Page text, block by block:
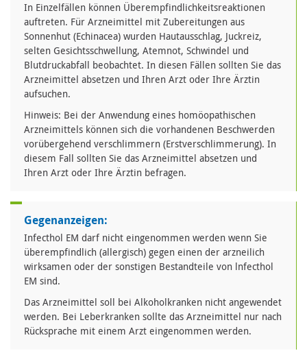
In Einzelfällen können Überempfindlichkeitsreaktionen
auftreten. Für Arzneimittel mit Zubereitungen aus
Sonnenhut (Echinacea) wurden Hautausschlag, Juckreiz,
selten Gesichtsschwellung, Atemnot, Schwindel und
Blutdruckabfall beobachtet. In diesen Fällen sollten Sie das
Arzneimittel absetzen und Ihren Arzt oder Ihre Ärztin
aufsuchen.
Hinweis: Bei der Anwendung eines homöopathischen
Arzneimittels können sich die vorhandenen Beschwerden
vorübergehend verschlimmern (Erstverschlimmerung). In
diesem Fall sollten Sie das Arzneimittel absetzen und
Ihren Arzt oder Ihre Ärztin befragen.
Gegenanzeigen:
Infecthol EM darf nicht eingenommen werden wenn Sie
überempfindlich (allergisch) gegen einen der arzneilich
wirksamen oder der sonstigen Bestandteile von lnfecthol
EM sind.
Das Arzneimittel soll bei Alkoholkranken nicht angewendet
werden. Bei Leberkranken sollte das Arzneimittel nur nach
Rücksprache mit einem Arzt eingenommen werden.